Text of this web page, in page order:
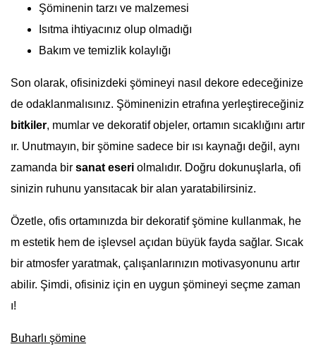
Şöminenin tarzı ve malzemesi
Isıtma ihtiyacınız olup olmadığı
Bakım ve temizlik kolaylığı
Son olarak, ofisinizdeki şömineyi nasıl dekore edeceğinize
de odaklanmalısınız. Şöminenizin etrafına yerleştireceğiniz
bitkiler, mumlar ve dekoratif objeler, ortamın sıcaklığını artır
ır. Unutmayın, bir şömine sadece bir ısı kaynağı değil, aynı
zamanda bir sanat eseri olmalıdır. Doğru dokunuşlarla, ofi
sinizin ruhunu yansıtacak bir alan yaratabilirsiniz.
Özetle, ofis ortamınızda bir dekoratif şömine kullanmak, he
m estetik hem de işlevsel açıdan büyük fayda sağlar. Sıcak
bir atmosfer yaratmak, çalışanlarınızın motivasyonunu artır
abilir. Şimdi, ofisiniz için en uygun şömineyi seçme zaman
ı!
Buharlı şömine